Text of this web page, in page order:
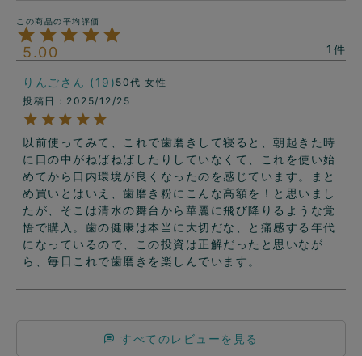
5.00 1
りんご 19 50代 女性
投稿日
2025/12/25
以前使ってみて、これで歯磨きして寝ると、朝起きた時
に口の中がねばねばしたりしていなくて、これを使い始
めてから口内環境が良くなったのを感じています。まと
め買いとはいえ、歯磨き粉にこんな高額を！と思いまし
たが、そこは清水の舞台から華麗に飛び降りるような覚
悟で購入。歯の健康は本当に大切だな、と痛感する年代
になっているので、この投資は正解だったと思いなが
ら、毎日これで歯磨きを楽しんでいます。
すべてのレビューを見る